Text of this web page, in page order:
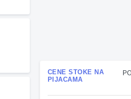
CENE STOKE NA
PIJACAMA